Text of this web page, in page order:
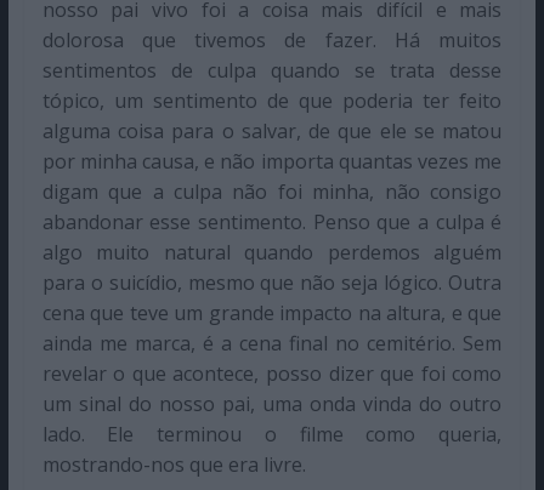
nosso pai vivo foi a coisa mais difícil e mais
dolorosa que tivemos de fazer. Há muitos
sentimentos de culpa quando se trata desse
tópico, um sentimento de que poderia ter feito
alguma coisa para o salvar, de que ele se matou
por minha causa, e não importa quantas vezes me
digam que a culpa não foi minha, não consigo
abandonar esse sentimento. Penso que a culpa é
algo muito natural quando perdemos alguém
para o suicídio, mesmo que não seja lógico. Outra
cena que teve um grande impacto na altura, e que
ainda me marca, é a cena final no cemitério. Sem
revelar o que acontece, posso dizer que foi como
um sinal do nosso pai, uma onda vinda do outro
lado. Ele terminou o filme como queria,
mostrando-nos que era livre.